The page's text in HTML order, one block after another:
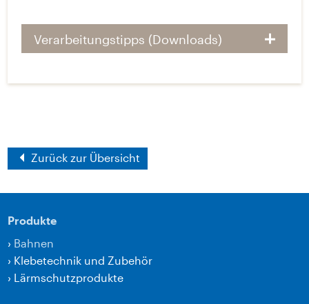
Verarbeitungstipps (Downloads)
Zurück zur Übersicht
Produkte
› Bahnen
› Klebetechnik und Zubehör
› Lärmschutzprodukte